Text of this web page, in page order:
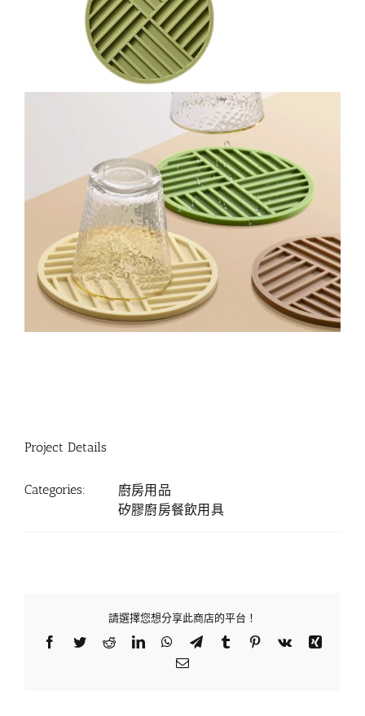
Project Details
Categories:
廚房用品
矽膠廚房餐飲用具
請選擇您想分享此商店的平台！
Facebook
TwitterRedditLinkedInWhatsApp
TelegramTumblr Pinterest
Vk
Xing
Email: